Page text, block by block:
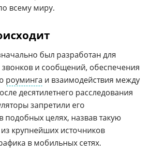
всему миру.
был разработан для
и сообщений, обеспечения
роуминга и взаимодействия между
десятилетнего расследования
запретили его
подобных целях, назвав такую
крупнейших источников
в мобильных сетях.